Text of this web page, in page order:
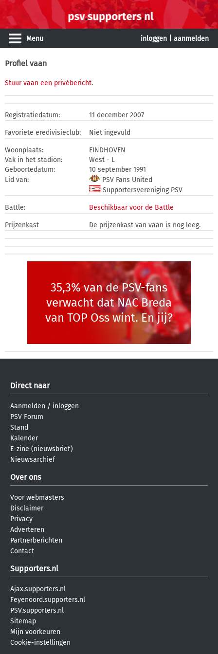
Menu inloggen aanmelden
Profiel vaan
Stuur vaan een privébericht.
Registratiedatum: 11 december 2007
Favoriete eredivisieclub: Niet ingevuld
Woonplaats:
EINDHOVEN
Vak in het stadion:
West - L
Geboortedatum:
10 september 1991
Lid van:
PSV Fans United
Supportersvereniging PSV
Battle: Beschikbaar voor de Battle
Prijzenkast De prijzenkast van vaan is nog leeg.
35,3% van de PSV-fans
verwacht dat NAC Breda
van TOP Oss wint. En jij?
Direct naar
Aanmelden / inloggen
PSV Forum
Stand
Kalender
E-zine (nieuwsbrief)
Nieuwsarchief
Over ons
Voor webmasters
Disclaimer
Privacy
Adverteren
Partnerberichten
Contact
Supporters.nl
Ajax.supporters.nl
Feyenoord.supporters.nl
PSV.supporters.nl
Sitemap
Mijn voorkeuren
Cookie-instellingen